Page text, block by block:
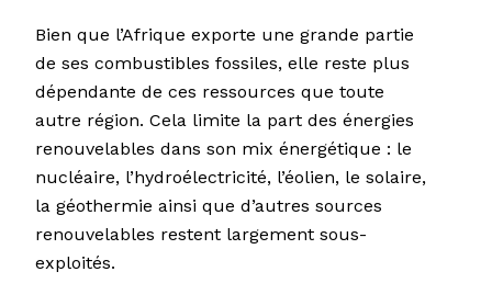
Bien que l’Afrique exporte une grande partie
de ses combustibles fossiles, elle reste plus
dépendante de ces ressources que toute
autre région. Cela limite la part des énergies
renouvelables dans son mix énergétique : le
nucléaire, l’hydroélectricité, l’éolien, le solaire,
la géothermie ainsi que d’autres sources
renouvelables restent largement sous-
exploités.